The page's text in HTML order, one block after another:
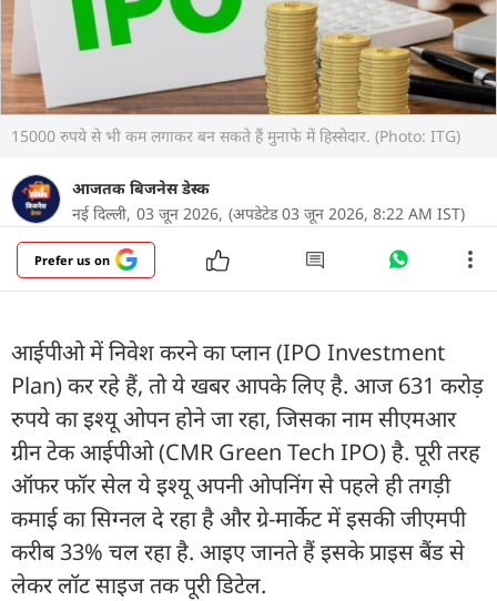
15000 रुपये से भी कम लगाकर बन सकते हैं मुनाफे में हिस्सेदार. (Photo: ITG)
आजतक बिजनेस डेस्क
नई दिल्ली, 03 जून 2026, (अपडेटेड 03 जून 2026, 8:22 AM IST)
Prefer us on
आईपीओ में निवेश करने का प्लान (IPO Investment
Plan) कर रहे हैं, तो ये खबर आपके लिए है. आज 631 करोड़
रुपये का इश्यू ओपन होने जा रहा, जिसका नाम सीएमआर
ग्रीन टेक आईपीओ (CMR Green Tech IPO) है. पूरी तरह
ऑफर फॉर सेल ये इश्यू अपनी ओपनिंग से पहले ही तगड़ी
कमाई का सिग्नल दे रहा है और ग्रे-मार्केट में इसकी जीएमपी
करीब 33% चल रहा है. आइए जानते हैं इसके प्राइस बैंड से
लेकर लॉट साइज तक पूरी डिटेल.